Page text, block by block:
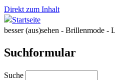
Direkt zum Inhalt
besser (aus)sehen - Brillenmode
Suchformular
Suche